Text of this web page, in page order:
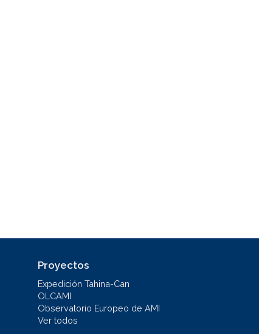
Proyectos
Expedición Tahina-Can
OLCAMI
Observatorio Europeo de AMI
Ver todos